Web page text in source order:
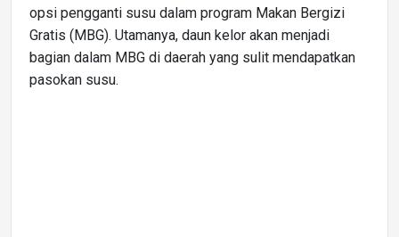
opsi pengganti susu dalam program Makan Bergizi
Gratis (MBG). Utamanya, daun kelor akan menjadi
bagian dalam MBG di daerah yang sulit mendapatkan
pasokan susu.